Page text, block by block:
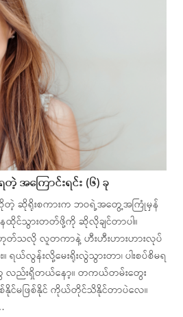
ကြောင်းရင်း (၆) ခု
ဆိုရိုးစကားက ဘဝရဲ့အတွေ့အကြုံမှန်
ေထိုင်သွားတတ်ဖို့ကို ဆိုလိုချင်တာပါ။
ဟုတ်သလို လူတကာနဲ့ ဟီးဟီးဟားဟားလုပ်
ရယ်လွန်းလို့မေးရိုးလွဲသွားတာ၊ ပါးစပ်စိမရ
ည်းရှိတယ်နော့။ တကယ်တမ်းတွေး
နိုင်မဖြစ်နိုင် ကိုယ်တိုင်သိနိုင်တာပဲလေ။